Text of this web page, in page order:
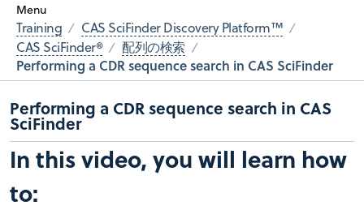
Menu
Training
CAS SciFinder Discovery Platform™
CAS SciFinder®
配列の検索
Performing a CDR sequence search in CAS SciFinder
Performing a CDR sequence search in CAS
SciFinder
In this video, you will learn how
to: